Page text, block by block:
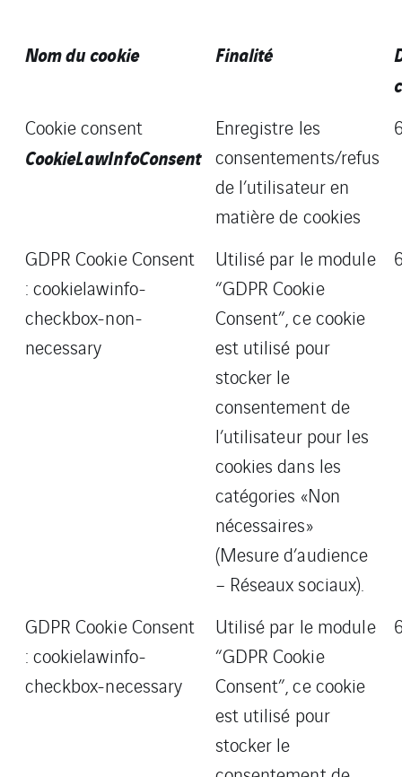
Nom du cookie Finalité
Cookie consent
CookieLawInfoConsent
Enregistre les
consentements/refus
de l’utilisateur en
matière de cookies
GDPR Cookie Consent
: cookielawinfo-
checkbox-non-
necessary
Utilisé par le module
“GDPR Cookie
Consent”, ce cookie
est utilisé pour
stocker le
consentement de
l’utilisateur pour les
cookies dans les
catégories «Non
nécessaires»
(Mesure d’audience
– Réseaux sociaux).
GDPR Cookie Consent
: cookielawinfo-
checkbox-necessary
Utilisé par le module
“GDPR Cookie
Consent”, ce cookie
est utilisé pour
stocker le